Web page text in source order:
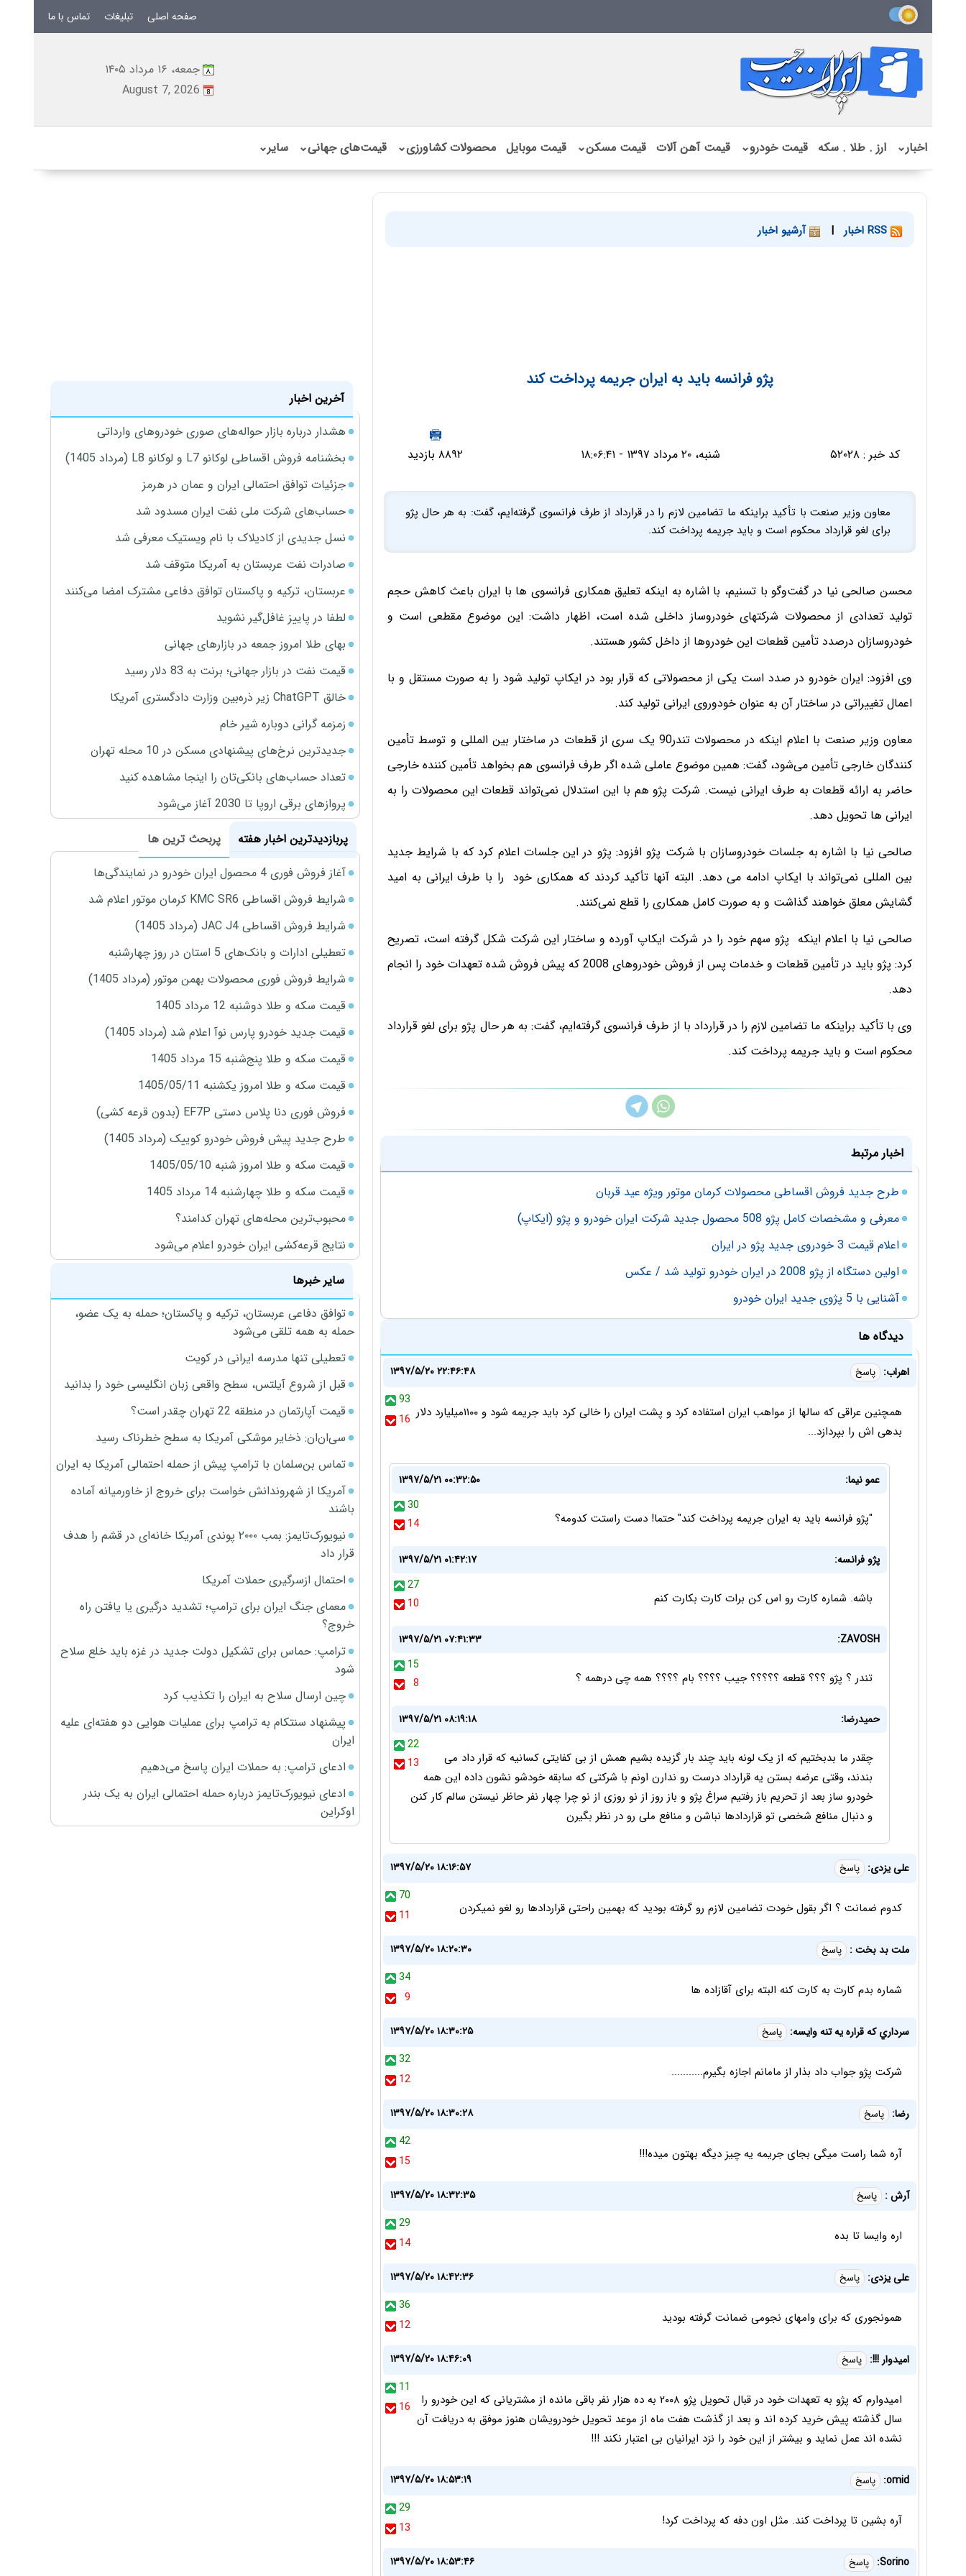
صفحه اصلی تبلیغات تماس با ما
جمعه، ۱۶ مرداد ۱۴۰۵
August 7, 2026
اخبار⌄ ارز . طلا . سکه قیمت خودرو⌄ قیمت آهن آلات قیمت مسکن⌄ قیمت موبایل محصولات کشاورزی⌄ قیمت‌های جهانی⌄ سایر⌄
| آرشیو اخبار
پژو فرانسه باید به ایران جریمه پرداخت کند
کد خبر :۵۲۰۲۸ شنبه، ۲۰ مرداد ۱۳۹۷ - ۱۸:۰۶:۴۱ ۸۸۹۲ بازدید
معاون وزیر صنعت با تأکید براینکه ما تضامین لازم را در قرارداد از طرف فرانسوی گرفته‌ایم، گفت: به هر حال پژو
برای لغو قرارداد محکوم است و باید جریمه پرداخت کند.
محسن صالحی نیا در گفت‌وگو با تسنیم، با اشاره به اینکه تعلیق همکاری فرانسوی ها با ایران باعث کاهش حجم
تولید تعدادی از محصولات شرکتهای خودروساز داخلی شده است، اظهار داشت: این موضوع مقطعی است و
خودروسازان درصدد تأمین قطعات این خودروها از داخل کشور هستند.
وی افزود: ایران خودرو در صدد است یکی از محصولاتی که قرار بود در ایکاپ تولید شود را به صورت مستقل و با
اعمال تغییراتی در ساختار آن به عنوان خودوروی ایرانی تولید کند.
معاون وزیر صنعت با اعلام اینکه در محصولات تندر90 یک سری از قطعات در ساختار بین المللی و توسط تأمین
کنندگان خارجی تأمین می‌شود، گفت: همین موضوع عاملی شده اگر طرف فرانسوی هم بخواهد تأمین کننده خارجی
حاضر به ارائه قطعات به طرف ایرانی نیست. شرکت پژو هم با این استدلال نمی‌تواند قطعات این محصولات را به
ایرانی ها تحویل دهد.
صالحی نیا با اشاره به جلسات خودروسازان با شرکت پژو افزود: پژو در این جلسات اعلام کرد که با شرایط جدید
بین المللی نمی‌تواند با ایکاپ ادامه می دهد. البته آنها تأکید کردند که همکاری خود را با طرف ایرانی به امید
گشایش معلق خواهند گذاشت و به صورت کامل همکاری را قطع نمی‌کنند.
صالحی نیا با اعلام اینکه پژو سهم خود را در شرکت ایکاپ آورده و ساختار این شرکت شکل گرفته است، تصریح
کرد: پژو باید در تأمین قطعات و خدمات پس از فروش خودروهای 2008 که پیش فروش شده تعهدات خود را انجام
دهد.
وی با تأکید براینکه ما تضامین لازم را در قرارداد با از طرف فرانسوی گرفته‌ایم، گفت: به هر حال پژو برای لغو قرارداد
محکوم است و باید جریمه پرداخت کند.
اخبار مرتبط
طرح جدید فروش اقساطی محصولات کرمان موتور ویژه عید قربان
معرفی و مشخصات کامل پژو 508 محصول جدید شرکت ایران خودرو و پژو (ایکاپ)
اعلام قیمت 3 خودروی جدید پژو در ایران
اولین دستگاه از پژو 2008 در ایران خودرو تولید شد / عکس
آشنایی با 5 پژوی جدید ایران خودرو
دیدگاه ها
اهراب: پاسخ
۱۳۹۷/۵/۲۰ ۲۲:۴۶:۴۸
93
16 همچنین عراقی که سالها از مواهب ایران استفاده کرد و پشت ایران را خالی کرد باید جریمه شود و ۱۱۰۰میلیارد دلار
بدهی اش را بپردازد...
عمو نیما:
۱۳۹۷/۵/۲۱ ۰۰:۳۲:۵۰
30
14
"پژو فرانسه باید به ایران جریمه پرداخت کند" حتما! دست راستت کدومه؟
پژو فرانسه:
۱۳۹۷/۵/۲۱ ۰۱:۴۲:۱۷
27
10
باشه. شماره کارت رو اس کن برات کارت بکارت کنم
ZAVOSH:
۱۳۹۷/۵/۲۱ ۰۷:۴۱:۳۳
15
8
تندر ؟ پژو ؟؟؟ قطعه ؟؟؟؟؟ جیب ؟؟؟؟ بام ؟؟؟؟ همه چی درهمه ؟
حمیدرضا:
۱۳۹۷/۵/۲۱ ۰۸:۱۹:۱۸
22
13
چقدر ما بدبختیم که از یک لونه باید چند بار گزیده بشیم همش از بی کفایتی کسانیه که قرار داد می
بندند، وقتی عرضه بستن یه قرارداد درست رو ندارن اونم با شرکتی که سابقه خودشو نشون داده این همه
خودرو ساز بعد از تحریم باز رفتیم سراغ پژو و باز روز از نو روزی از نو چرا چهار نفر حاظر نیستن سالم کار کنن
و دنبال منافع شخصی تو قراردادها نباشن و منافع ملی رو در نظر بگیرن
علی یزدی: پاسخ
۱۳۹۷/۵/۲۰ ۱۸:۱۶:۵۷
70
11
کدوم ضمانت ؟ اگر بقول خودت تضامین لازم رو گرفته بودید که بهمین راحتی قراردادها رو لغو نمیکردن
ملت بد بخت : پاسخ
۱۳۹۷/۵/۲۰ ۱۸:۲۰:۳۰
34
9
شماره بدم کارت به کارت کنه البته برای آقازاده ها
سرداري كه قراره يه تنه وايسه: پاسخ
۱۳۹۷/۵/۲۰ ۱۸:۳۰:۲۵
32
12
شركت پژو جواب داد بذار از مامانم اجازه بگيرم...........
رضا: پاسخ
۱۳۹۷/۵/۲۰ ۱۸:۳۰:۲۸
42
15
آره شما راست میگی بجای جریمه یه چیز دیگه بهتون میده!!!
آرش : پاسخ
۱۳۹۷/۵/۲۰ ۱۸:۳۲:۳۵
29
14
اره وایسا تا بده
علی یزدی: پاسخ
۱۳۹۷/۵/۲۰ ۱۸:۴۲:۳۶
36
12
همونجوری که برای وامهای نجومی ضمانت گرفته بودید
امیدوار !!!: پاسخ
۱۳۹۷/۵/۲۰ ۱۸:۴۶:۰۹
11
16
امیدوارم که پژو به تعهدات خود در قبال تحویل پژو ۲۰۰۸ به ده هزار نفر باقی مانده از مشتریانی که این خودرو را
سال گذشته پیش خرید کرده اند و بعد از گذشت هفت ماه از موعد تحویل خودرویشان هنوز موفق به دریافت آن
نشده اند عمل نماید و بیشتر از این خود را نزد ایرانیان بی اعتبار نکند !!!
omid: پاسخ
۱۳۹۷/۵/۲۰ ۱۸:۵۳:۱۹
29
13
آره بشین تا پرداخت کند. مثل اون دفه که پرداخت کرد!
Sorino: پاسخ ۱۳۹۷/۵/۲۰ ۱۸:۵۳:۴۶
آخرین اخبار
هشدار درباره بازار حواله‌های صوری خودروهای وارداتی
بخشنامه فروش اقساطی لوکانو L7 و لوکانو L8 (مرداد 1405)
جزئیات توافق احتمالی ایران و عمان در هرمز
حساب‌های شرکت ملی نفت ایران مسدود شد
نسل جدیدی از کادیلاک با نام ویستیک معرفی شد
صادرات نفت عربستان به آمریکا متوقف شد
عربستان، ترکیه و پاکستان توافق دفاعی مشترک امضا می‌کنند
لطفا در پاییز غافل‌گیر نشوید
بهای طلا امروز جمعه در بازارهای جهانی
قیمت نفت در بازار جهانی؛ برنت به 83 دلار رسید
خالق ChatGPT زیر ذره‌بین وزارت دادگستری آمریکا
زمزمه گرانی دوباره شیر خام
جدیدترین نرخ‌های پیشنهادی مسکن در 10 محله تهران
تعداد حساب‌های بانکی‌تان را اینجا مشاهده کنید
پروازهای برقی اروپا تا 2030 آغاز می‌شود
پربازدیدترین اخبار هفته
پربحث ترین ها
آغاز فروش فوری 4 محصول ایران خودرو در نمایندگی‌ها
شرایط فروش اقساطی KMC SR6 کرمان موتور اعلام شد
شرایط فروش اقساطی JAC J4 (مرداد 1405)
تعطیلی ادارات و بانک‌های 5 استان در روز چهارشنبه
شرایط فروش فوری محصولات بهمن موتور (مرداد 1405)
قیمت سکه و طلا دوشنبه 12 مرداد 1405
قیمت جدید خودرو پارس نوآ اعلام شد (مرداد 1405)
قیمت سکه و طلا پنج‌شنبه 15 مرداد 1405
قیمت سکه و طلا امروز یکشنبه 1405/05/11
فروش فوری دنا پلاس دستی EF7P (بدون قرعه کشی)
طرح جدید پیش فروش خودرو کوییک (مرداد 1405)
قیمت سکه و طلا امروز شنبه 1405/05/10
قیمت سکه و طلا چهارشنبه 14 مرداد 1405
محبوب‌ترین محله‌های تهران کدامند؟
نتایج قرعه‌کشی ایران خودرو اعلام می‌شود
سایر خبرها
توافق دفاعی عربستان، ترکیه و پاکستان؛ حمله به یک عضو،
حمله به همه تلقی می‌شود
تعطیلی تنها مدرسه ایرانی در کویت
قبل از شروع آیلتس، سطح واقعی زبان انگلیسی خود را بدانید
قیمت آپارتمان در منطقه 22 تهران چقدر است؟
سی‌ان‌ان: ذخایر موشکی آمریکا به سطح خطرناک رسید
تماس بن‌سلمان با ترامپ پیش از حمله احتمالی آمریکا به ایران
آمریکا از شهروندانش خواست برای خروج از خاورمیانه آماده
باشند
نیویورک‌تایمز: بمب ۲۰۰۰ پوندی آمریکا خانه‌ای در قشم را هدف
قرار داد
احتمال ازسرگیری حملات آمریکا
معمای جنگ ایران برای ترامپ؛ تشدید درگیری یا یافتن راه
خروج؟
ترامپ: حماس برای تشکیل دولت جدید در غزه باید خلع سلاح
شود
چین ارسال سلاح به ایران را تکذیب کرد
پیشنهاد سنتکام به ترامپ برای عملیات هوایی دو هفته‌ای علیه
ایران
ادعای ترامپ: به حملات ایران پاسخ می‌دهیم
ادعای نیویورک‌تایمز درباره حمله احتمالی ایران به یک بندر
اوکراین